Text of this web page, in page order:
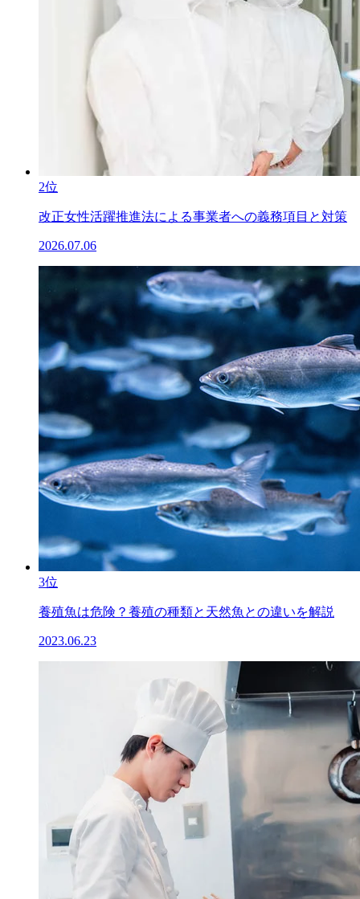
2位
改正女性活躍推進法による事業者への義務項目と対策
2026.07.06
3位
養殖魚は危険？養殖の種類と天然魚との違いを解説
2023.06.23